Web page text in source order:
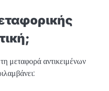
μεταφορά αντικειμένων